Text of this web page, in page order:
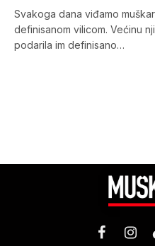
Svakoga dana viđamo
definisanom vilicom. Većinu
podarila im definisano…
Facebook